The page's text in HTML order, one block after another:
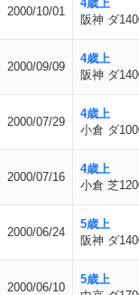
2000/10/01
4歳上
阪神 ダ
2000/09/09
4歳上
阪神 ダ
2000/07/29
4歳上
小倉 ダ
2000/07/16
4歳上
小倉 芝
2000/06/24
5歳上
阪神 ダ
2000/06/10
5歳上